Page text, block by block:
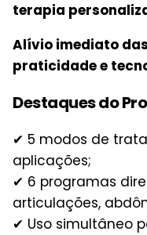
terapia
Alívio imediato
praticidade e
Destaques do
✔ 5 modos de
aplicações;
✔ 6 programas
articulações,
✔ Uso simultâneo